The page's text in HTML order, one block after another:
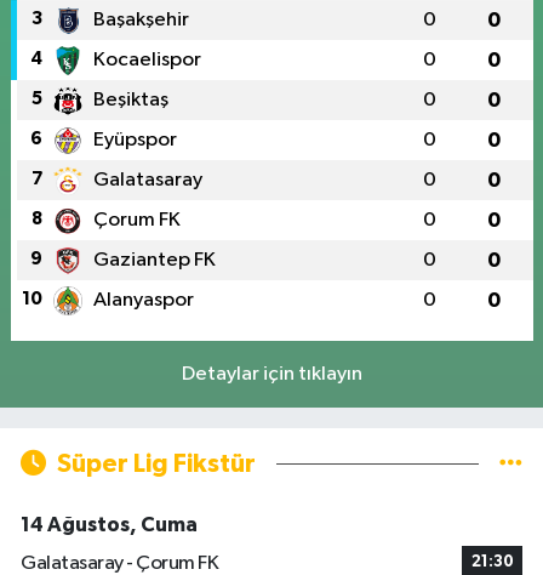
3 Başakşehir 0 0
4 Kocaelispor 0 0
5 Beşiktaş 0 0
6 Eyüpspor 0 0
7 Galatasaray 0 0
8 Çorum FK 0 0
9 Gaziantep FK 0 0
10 Alanyaspor 0 0
Detaylar için tıklayın
Süper Lig Fikstür
14 Ağustos, Cuma
Galatasaray - Çorum FK
21:30